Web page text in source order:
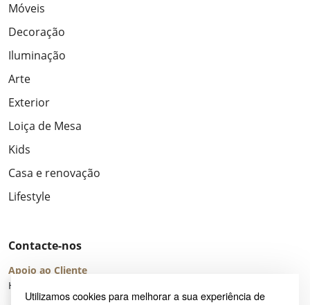
Utilizamos cookies para melhorar a sua experiência de
Móveis
Decoração
Iluminação
Arte
Exterior
Loiça de Mesa
Kids
Casa e renovação
Lifestyle
Contacte-nos
Apoio ao Cliente
Horário de Atendimento: seg – sex 8:00 – 16:00 (UTC+2)